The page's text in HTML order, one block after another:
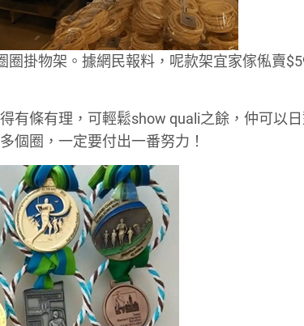
掛物架。據網民報料，呢款架宜家傢俬賣
有條有理，可輕鬆show quali之餘，仲可以
個圈，一定要付出一番努力！